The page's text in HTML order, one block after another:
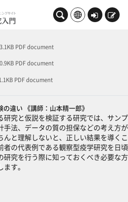
ロ
新
PDF document
PDF document
PDF document
違い 《講師：山本精一郎》
研究と仮説を検証する研究では、サンプ
手法、データの質の担保などの考え方が
と理解しないと、正しい結果を導くこ
者の代表例である観察型疫学研究を日頃
研究を行う際に知っておくべき必要な方
す。